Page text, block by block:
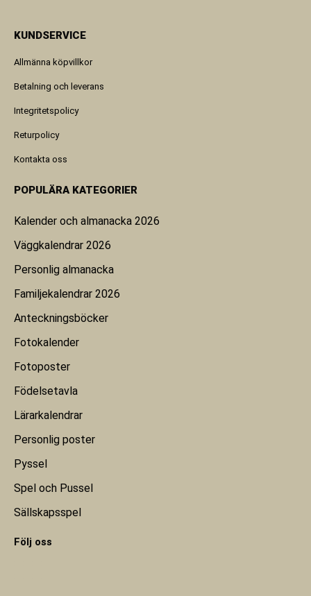
KUNDSERVICE
Allmänna köpvillkor
Betalning och leverans
Integritetspolicy
Returpolicy
Kontakta oss
POPULÄRA KATEGORIER
Kalender och almanacka 2026
Väggkalendrar 2026
Personlig almanacka
Familjekalendrar 2026
Anteckningsböcker
Fotokalender
Fotoposter
Födelsetavla
Lärarkalendrar
Personlig poster
Pyssel
Spel och Pussel
Sällskapsspel
Följ oss